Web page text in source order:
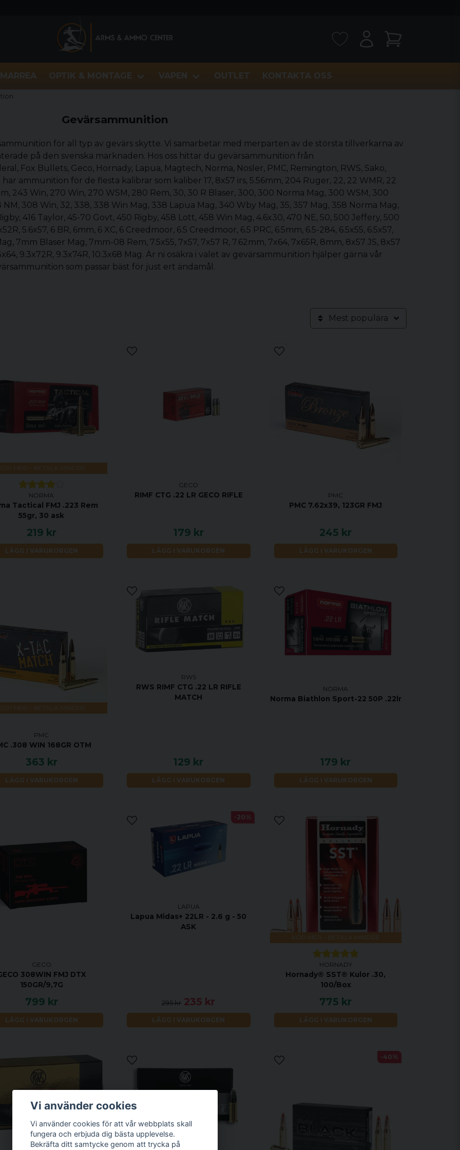
OPTIK & MONTAGE VAPEN OUTLET KONTAKTA OSS
Gevärsammunition
för all typ av gevärs skytte. Vi samarbetar med merparten av de största tillverkarna av
på den svenska marknaden. Hos oss hittar du gevärsammunition från
Fox Bullets, Geco, Hornady, Lapua, Magtech, Norma, Nosler, PMC, Remington, RWS, Sako,
ammunition för de flesta kalibrar som kaliber 17, 8x57 irs, 5.56mm, 204 Ruger, 22, 22 WMR, 22
243 Win, 270 Win, 270 WSM, 280 Rem, 30, 30 R Blaser, 300, 300 Norma Mag, 300 WSM, 300
308 Win, 32, 338, 338 Win Mag, 338 Lapua Mag, 340 Wby Mag, 35, 357 Mag, 358 Norma Mag,
416 Taylor, 45-70 Govt, 450 Rigby, 458 Lott, 458 Win Mag, 4.6x30, 470 NE, 50, 500 Jeffery, 500
5.6x57, 6 BR, 6mm, 6 XC, 6 Creedmoor, 6.5 Creedmoor, 6.5 PRC, 6.5mm, 6.5-284, 6.5x55, 6.5x57,
7mm Blaser Mag, 7mm-08 Rem, 7.5x55, 7x57, 7x57 R, 7.62mm, 7x64, 7x65R, 8mm, 8x57 JS, 8x57
9.3x72R, 9.3x74R, 10.3x68 Mag. Är ni osäkra i valet av gevärsammunition hjälper gärna vår
som passar bäst för just ert ändamål.
Mest populära
MER - BETALA MINDRE
NORMA
Tactical FMJ .223 Rem
55gr, 30 ask
219 kr
LÄGG I VARUKORGEN
GECO
RIMF CTG .22 LR GECO RIFLE
179 kr
LÄGG I VARUKORGEN
PMC
PMC 7.62x39, 123GR FMJ
245 kr
LÄGG I VARUKORGEN
MER - BETALA MINDRE
PMC
.308 WIN 168GR OTM
363 kr
LÄGG I VARUKORGEN
RWS
RWS RIMF CTG .22 LR RIFLE
MATCH
129 kr
LÄGG I VARUKORGEN
NORMA
Norma Biathlon Sport-22 50P .22lr
179 kr
LÄGG I VARUKORGEN
GECO
308WIN FMJ DTX
150GR/9,7G
799 kr
LÄGG I VARUKORGEN
LAPUA
Lapua Midas+ 22LR - 2.6 g - 50
ASK
295 kr 235 kr
LÄGG I VARUKORGEN
-20%
KÖP MER - BETALA MINDRE
HORNADY
Hornady® SST® Kulor .30,
100/Box
775 kr
LÄGG I VARUKORGEN
-40%
Vi använder cookies
Vi använder cookies för att vår webbplats skall
fungera och erbjuda dig bästa upplevelse.
Bekräfta ditt samtycke genom att trycka på